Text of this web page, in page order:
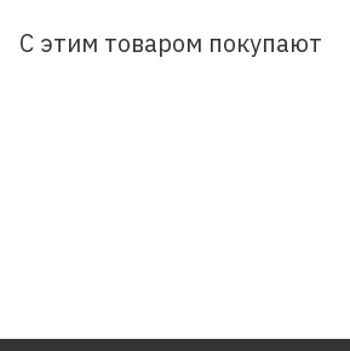
С этим товаром покупают